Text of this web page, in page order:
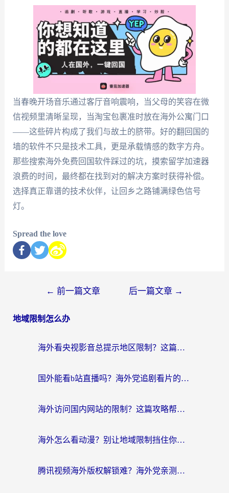
当春晚开场音乐通过客厅音响震响，当父母的笑容在微
信视频里清晰呈现，当淘宝包裹准时放在海外公寓门口
——这些碎片构成了我们与故土的脐带。好的翻回国的
墙的软件不只是技术工具，更是承载情感的数字方舟。
那些搜索海外免费回国软件踩过的坑，摸索留学加速器
浪费的时间，最终都在找到对的解决方案时获得补偿。
选择真正靠谱的技术伙伴，让回乡之路铺满绿色信号
灯。
Spread the love
← 前一篇文章 后一篇文章 →
地域限制怎么办
海外看央视影音总提示地区限制？这篇教你选对回国加速器，流畅追剧不踩坑
国外能看b站直播吗？海外党追剧看片的终极解决方案来了
海外访问国内网站的限制？这篇攻略帮你无缝解锁12306、12123和国内影音
海外怎么看动漫？别让地域限制挡住你的追番快乐
腾讯视频海外版权解锁难？海外党亲测：选对回国加速器，追剧观影零障碍